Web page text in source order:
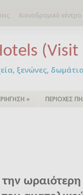
Χιονοδρομικό
(Visit
ξενώνες,
» ΠΕΡΙΟΧΕΣ
ωραιότερη